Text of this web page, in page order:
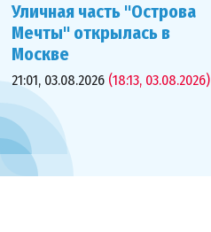
Уличная часть "Острова
Мечты" открылась в
Москве
21:01, 03.08.2026 (18:13, 03.08.2026)